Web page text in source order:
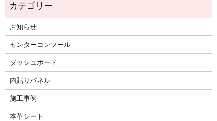
お知らせ
センターコンソール
ダッシュボード
内貼りパネル
施工事例
本革シート